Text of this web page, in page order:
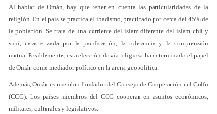
Al hablar de Omán, hay que tener en cuenta las particularidades de la
religión. En el país se practica el ibadismo, practicado por cerca del 45% de
la población. Se trata de una corriente del islam diferente del islam chií y
suní, caracterizada por la pacificación, la tolerancia y la comprensión
mutua. Posiblemente, esta elección de vía religiosa ha determinado el papel
de Omán como mediador político en la arena geopolítica.
Además, Omán es miembro fundador del Consejo de Cooperación del Golfo
(CCG). Los países miembros del CCG cooperan en asuntos económicos,
militares, culturales y legislativos.